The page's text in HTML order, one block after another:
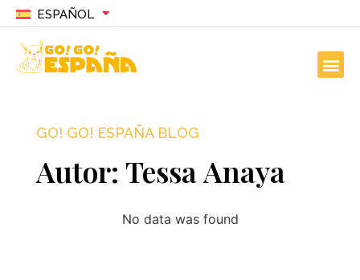
ESPAÑOL
GO! GO! ESPAÑA BLOG
Autor: Tessa Anaya
No data was found